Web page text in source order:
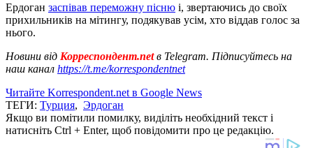
Ердоган заспівав переможну пісню і, звертаючись до своїх
прихильників на мітингу, подякував усім, хто віддав голос за
нього.
Новини від Корреспондент.netв Telegram. Підписуйтесь на
наш канал https://t.me/korrespondentnet
Читайте Korrespondent.net в Google News
ТЕГИ: Турция, Эрдоган
Якщо ви помітили помилку, виділіть необхідний текст і
натисніть Ctrl + Enter, щоб повідомити про це редакцію.